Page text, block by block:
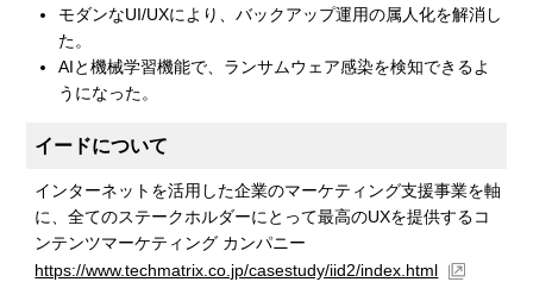
モダンなUI/UXにより、バックアップ運用の属人化を解消し
た。
AIと機械学習機能で、ランサムウェア感染を検知できるよ
うになった。
イードについて
インターネットを活用した企業のマーケティング支援事業を軸
に、全てのステークホルダーにとって最高のUXを提供するコ
ンテンツマーケティング カンパニー
https://www.techmatrix.co.jp/casestudy/iid2/index.html